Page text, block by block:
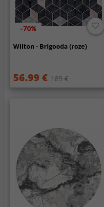
-70%
Wilton - Brigooda (roze)
56.99 € 189 €